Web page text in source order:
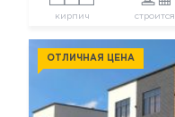
кирпич строится
ОТЛИЧНАЯ ЦЕНА